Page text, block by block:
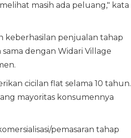
masih ada peluang," kata
keberhasilan penjualan tahap
dengan Widari Village
cicilan flat selama 10 tahun.
mayoritas konsumennya
pemasaran tahap